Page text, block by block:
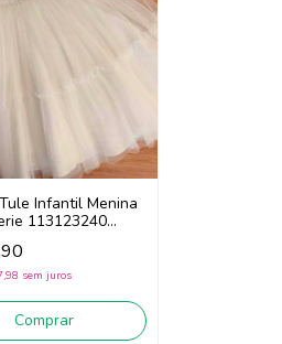
Infantil Menina
113123240
sem juros
Comprar